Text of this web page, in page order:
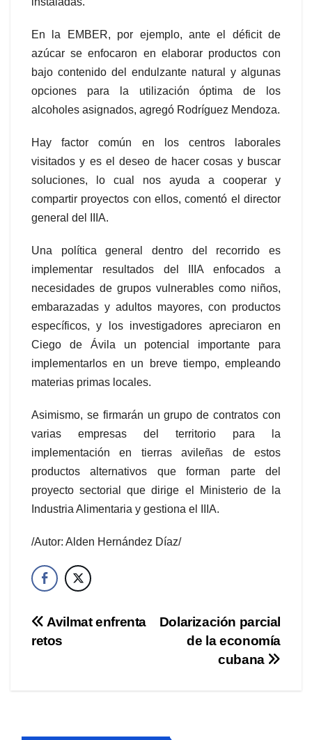
En la EMBER, por ejemplo, ante el déficit de
azúcar se enfocaron en elaborar productos con
bajo contenido del endulzante natural y algunas
opciones para la utilización óptima de los
alcoholes asignados, agregó Rodríguez Mendoza.
Hay factor común en los centros laborales
visitados y es el deseo de hacer cosas y buscar
soluciones, lo cual nos ayuda a cooperar y
compartir proyectos con ellos, comentó el director
general del IIIA.
Una política general dentro del recorrido es
implementar resultados del IIIA enfocados a
necesidades de grupos vulnerables como niños,
embarazadas y adultos mayores, con productos
específicos, y los investigadores apreciaron en
Ciego de Ávila un potencial importante para
implementarlos en un breve tiempo, empleando
materias primas locales.
Asimismo, se firmarán un grupo de contratos con
varias empresas del territorio para la
implementación en tierras avileñas de estos
productos alternativos que forman parte del
proyecto sectorial que dirige el Ministerio de la
Industria Alimentaria y gestiona el IIIA.
/Autor: Alden Hernández Díaz/
Navegación
Dolarización parcial
de la economía
cubana
Avilmat enfrenta
retos